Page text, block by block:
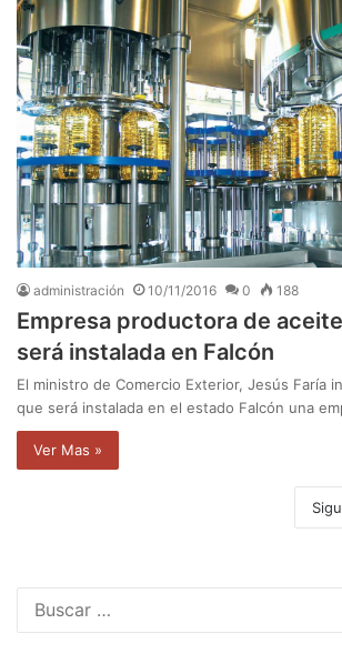
administración 10/11/2016 0 188
Empresa productora de
será instalada en Falcón
El ministro de Comercio Exterior, Jesús Faría
que será instalada en el estado Falcón una
Ver Mas »